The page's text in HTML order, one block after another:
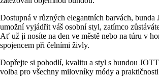
Dostupná v různých elegantních barvách, bunda
umožní vyjádřit váš osobní styl, zatímco
Ať už ji nosíte na den ve městě nebo na túru v
spojencem při čelními živly.
Dopřejte si pohodlí, kvalitu a styl s bundou
volba pro všechny milovníky módy a